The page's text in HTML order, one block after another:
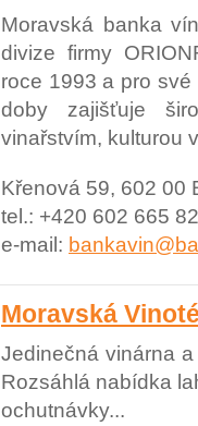
Moravská banka
divize firmy
roce 1993 a pro
doby zajišťuje
vinařstvím, kulturou
Křenová 59, 602 00
tel.: +420 602 665
e-mail:
Moravská
Jedinečná vinárna
Rozsáhlá nabídka
ochutnávky...